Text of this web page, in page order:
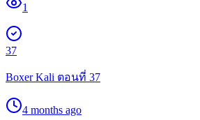
1
37
Boxer Kali ตอนที่ 37
4 months ago